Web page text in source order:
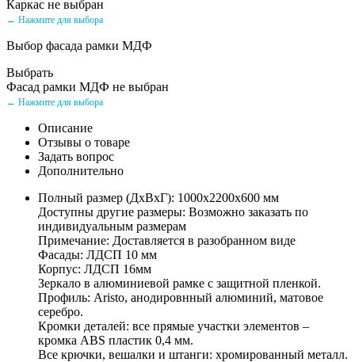
Каркас не выбран
← Нажмите для выбора
Выбор фасада рамки МДФ
Выбрать
Фасад рамки МДФ не выбран
← Нажмите для выбора
Описание
Отзывы о товаре
Задать вопрос
Дополнительно
Полный размер (ДхВхГ): 1000х2200х600 мм
Доступны другие размеры: Возможно заказать по
индивидуальным размерам
Примечание: Доставляется в разобранном виде
Фасады: ЛДСП 10 мм
Корпус: ЛДСП 16мм
Зеркало в алюминиевой рамке с защитной пленкой.
Профиль: Aristo, анодировнный алюминий, матовое
серебро.
Кромки деталей: все прямые участки элементов –
кромка ABS пластик 0,4 мм.
Все крючки, вешалки и штанги: хромированный металл.